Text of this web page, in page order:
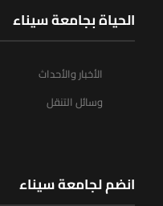
الحياة بجامعة سيناء
الأخبار والأحداث
وسائل التنقل
انضم لجامعة سيناء